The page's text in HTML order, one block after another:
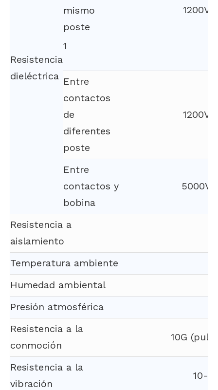
Resistencia
dieléctrica
mismo
poste
1
Entre
contactos
de
diferentes
poste
Entre
contactos y
bobina
Resistencia a
aislamiento
Temperatura ambiente
Humedad ambiental
Presión atmosférica
Resistencia a la
conmoción
10G
Resistencia a la
vibración
10-